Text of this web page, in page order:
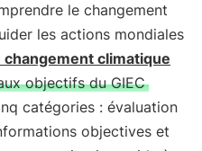
le changement
les actions mondiales
climatique
objectifs du GIEC
catégories : évaluation
objectives et